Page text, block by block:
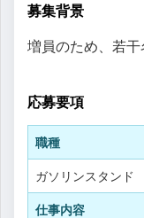
募集背景
増員のため、若
応募要項
職種
ガソリンスタンド
仕事内容